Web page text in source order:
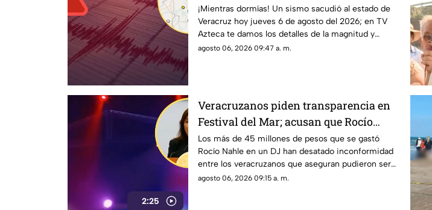
fue su epicentro?
¡Mientras dormías! Un sismo sacudió al estado de
Veracruz hoy jueves 6 de agosto del 2026; en TV
Azteca te damos los detalles de la magnitud y
epicentro.
agosto 06, 2026 09:47 a. m.
2:25
Veracruzanos piden transparencia en
Festival del Mar; acusan que Rocío
Nahle usa eventos como distractores
Los más de 45 millones de pesos que se gastó
Rocío Nahle en un DJ han desatado inconformidad
entre los veracruzanos que aseguran pudieron ser
usados para salir de crisis.
agosto 06, 2026 09:15 a. m.